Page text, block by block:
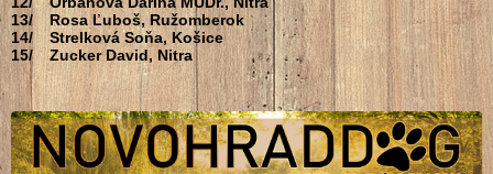
13/
Rosa Ľuboš, Ružomberok
14/
Strelková Soňa, Košice
15/
Zucker David, Nitra